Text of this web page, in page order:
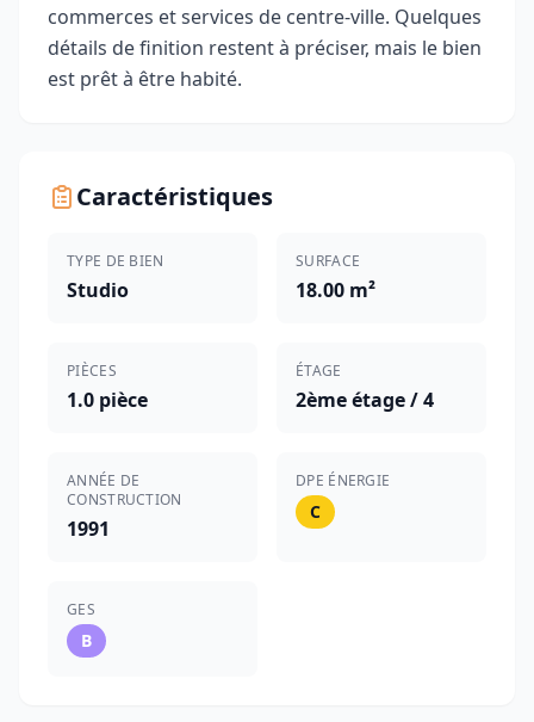
commerces et services de centre-ville. Quelques
détails de finition restent à préciser, mais le bien
est prêt à être habité.
Caractéristiques
TYPE DE BIEN
Studio
SURFACE
18.00 m²
PIÈCES
1.0 pièce
ÉTAGE
2ème étage / 4
ANNÉE DE
CONSTRUCTION
1991
DPE ÉNERGIE
C
GES
B